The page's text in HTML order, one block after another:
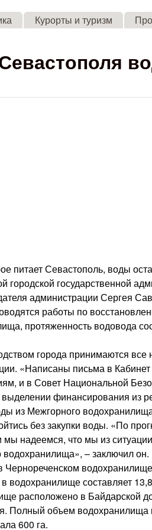
Skip to main
Курорты и туризм
питает Севастополь, воды
государственной
администрации Сергея
работы по
протяженность водовода
города принимаются
«Написаны письма в
и в Совет Национальной
финансирования из
из Межгорного
без закупки воды. «По
надеемся, что мы из
водохранилища», – заключил он.
Чернореченском
составляет
расположено в Байдарской
Полный объем
600 га.